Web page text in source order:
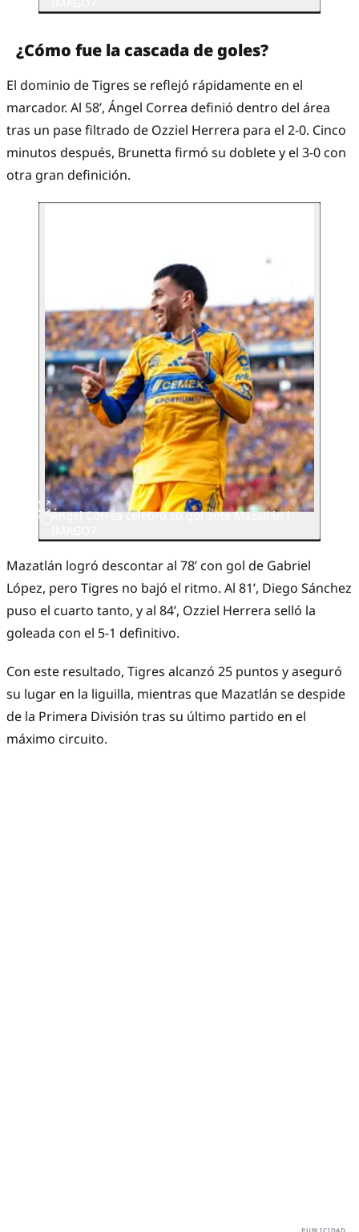
¿Cómo fue la cascada de goles?
El dominio de Tigres se reflejó rápidamente en el
marcador. Al 58’, Ángel Correa definió dentro del área
tras un pase filtrado de Ozziel Herrera para el 2-0. Cinco
minutos después, Brunetta firmó su doblete y el 3-0 con
otra gran definición.
Ángel Correa celebró su gol ante Mazatlán l
Mazatlán logró descontar al 78’ con gol de Gabriel
López, pero Tigres no bajó el ritmo. Al 81’, Diego Sánchez
puso el cuarto tanto, y al 84’, Ozziel Herrera selló la
goleada con el 5-1 definitivo.
Con este resultado, Tigres alcanzó 25 puntos y aseguró
su lugar en la liguilla, mientras que Mazatlán se despide
de la Primera División tras su último partido en el
máximo circuito.